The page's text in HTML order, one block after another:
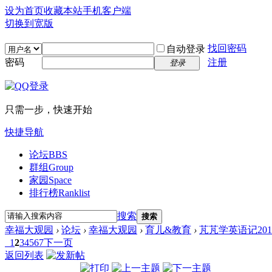
设为首页收藏本站手机客户端
切换到宽版
自动登录 找回密码
密码
登录 注册
只需一步，快速开始
快捷导航
论坛BBS
群组Group
家园 Space
排行榜Ranklist
搜索 搜索
幸福大观园 › 论坛 › 幸福大观园 › 育儿&教育 › 芃芃学英语记
1234567下一页
返回列表